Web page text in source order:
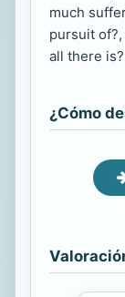
much
pursuit
all there
¿Cómo